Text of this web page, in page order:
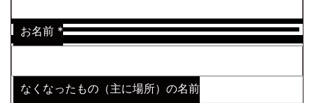
お名前 *
なくなったもの（主に場所）の名前